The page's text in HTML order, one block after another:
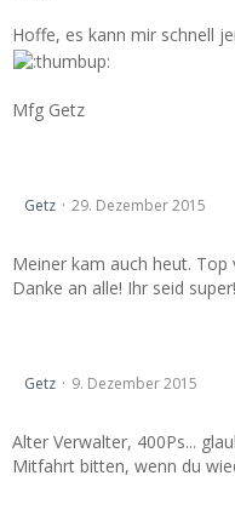
Hoffe, es kann mir schnell
Mfg Getz
Getz 29. Dezember 2015
Meiner kam auch heut. Top
Danke an alle! Ihr seid
Getz 9. Dezember 2015
Alter Verwalter, 400Ps...
Mitfahrt bitten, wenn du